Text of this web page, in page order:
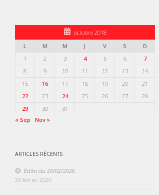
octobre 2018
L
M M J V S
D
1
2 3 4 5 6
7
8
9 10 11 12 13
14
15
16 17 18 19 20
21
22
23 24 25 26 27
28
29
30
31
« Sep
Nov »
ARTICLES RÉCENTS
Édito du 20/02/2026
20 février 2026